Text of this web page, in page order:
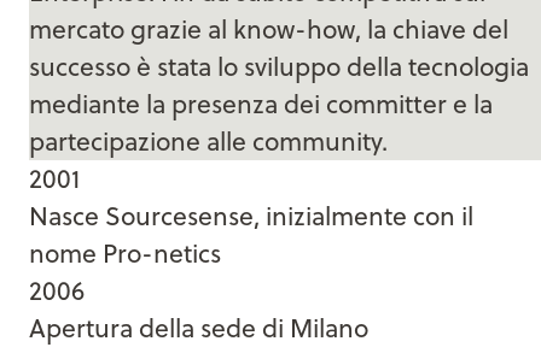
mercato grazie al know-how, la chiave del
successo è stata lo sviluppo della tecnologia
mediante la presenza dei committer e la
partecipazione alle community.
2001
Nasce Sourcesense, inizialmente con il
nome Pro-netics
2006
Apertura della sede di Milano